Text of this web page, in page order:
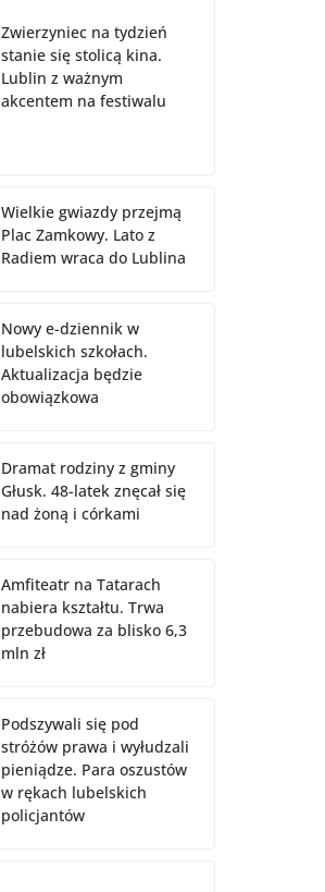
Zwierzyniec na tydzień
stanie się stolicą kina.
Lublin z ważnym
akcentem na festiwalu
Wielkie gwiazdy przejmą
Plac Zamkowy. Lato z
Radiem wraca do Lublina
Nowy e-dziennik w
lubelskich szkołach.
Aktualizacja będzie
obowiązkowa
Dramat rodziny z gminy
Głusk. 48-latek znęcał się
nad żoną i córkami
Amfiteatr na Tatarach
nabiera kształtu. Trwa
przebudowa za blisko 6,3
mln zł
Podszywali się pod
stróżów prawa i wyłudzali
pieniądze. Para oszustów
w rękach lubelskich
policjantów